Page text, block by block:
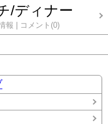
/ディナー
報 コメント(0)